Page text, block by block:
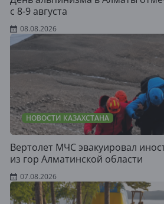
с 8-9 августа
08.08.2026
НОВОСТИ КАЗАХСТАНА
Вертолет МЧС эвакуировал
из гор Алматинской области
07.08.2026